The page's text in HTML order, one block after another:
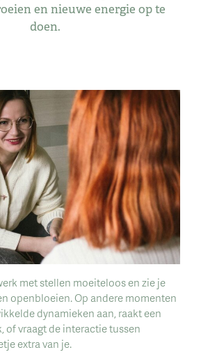
en nieuwe energie op te
doen.
met stellen moeiteloos en zie je
openbloeien. Op andere momenten
dynamieken aan, raakt een
of vraagt de interactie tussen
extra van je.